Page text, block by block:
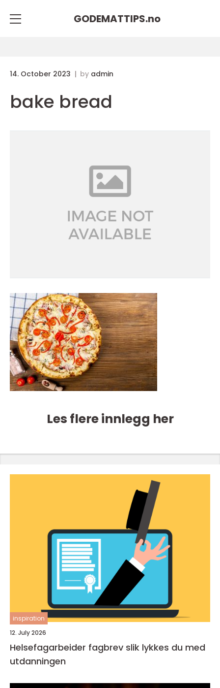
GODEMATTIPS.no
14. October 2023 by admin
bake bread
Les flere innlegg her
inspiration
12. July 2026
Helsefagarbeider fagbrev slik lykkes du med
utdanningen